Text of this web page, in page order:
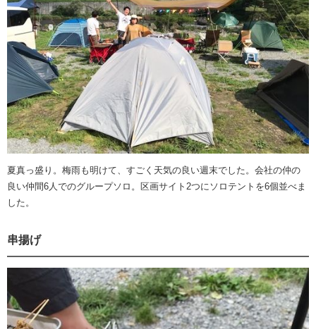
夏真っ盛り。梅雨も明けて、すごく天気の良い週末でした。会社の仲の
良い仲間6人でのグループソロ。区画サイト2つにソロテントを6個並べま
した。
串揚げ